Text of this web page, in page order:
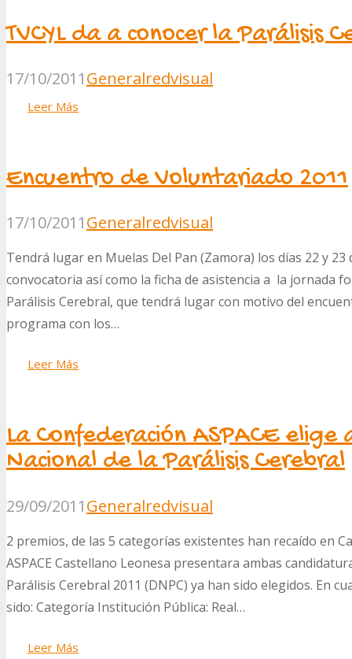
TVCYL da a conocer la Parálisis
17/10/2011Generalredvisual
Leer Más
Encuentro de Voluntariado 2011
17/10/2011Generalredvisual
Tendrá lugar en Muelas Del Pan (Zamora) los días 22 y
convocatoria así como la ficha de asistencia a la jornada
Parálisis Cerebral, que tendrá lugar con motivo del
programa con los…
Leer Más
La Confederación ASPACE
Nacional de la Parálisis Cerebral
29/09/2011Generalredvisual
2 premios, de las 5 categorías existentes han recaído en
ASPACE Castellano Leonesa presentara ambas
Parálisis Cerebral 2011 (DNPC) ya han sido elegidos. En
sido: Categoría Institución Pública: Real…
Leer Más